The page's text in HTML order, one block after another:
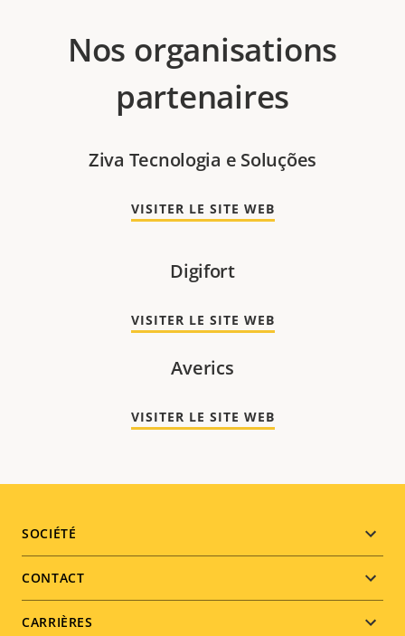
Nos organisations
partenaires
Ziva Tecnologia e Soluções
VISITER LE SITE WEB
Digifort
VISITER LE SITE WEB
Averics
VISITER LE SITE WEB
Footer
menu
SOCIÉTÉ
CONTACT
CARRIÈRES